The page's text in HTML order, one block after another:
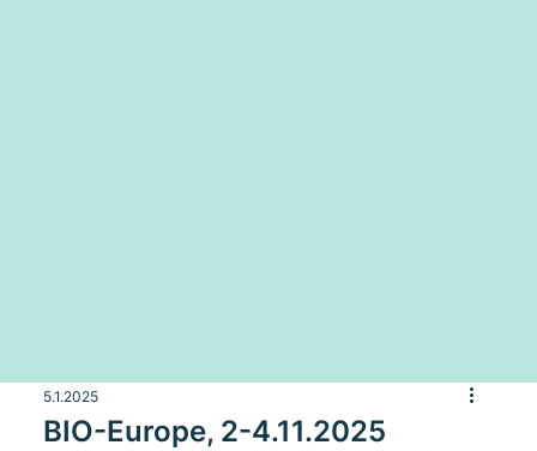
BIO-Europe, 2-4.11.2025
5.1.2025